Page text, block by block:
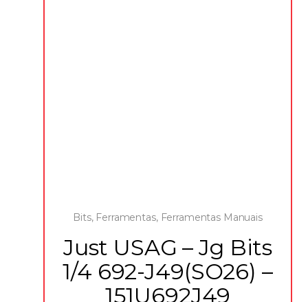
Bits, Ferramentas, Ferramentas Manuais
Just USAG – Jg Bits
1/4 692-J49(SO26) –
151U692J49